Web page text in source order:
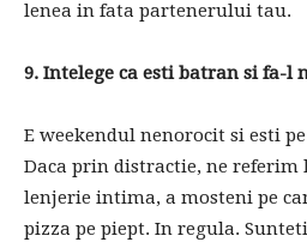
lenea in fata partenerului tau.
9. Intelege ca esti batran si fa-l
E weekendul nenorocit si esti
Daca prin distractie, ne referim
lenjerie intima, a mosteni pe
pizza pe piept. In regula.